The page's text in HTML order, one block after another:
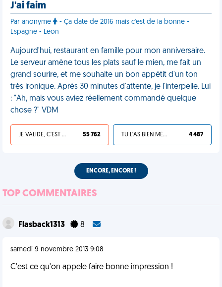
J'ai faim
Par anonyme
- Ça date de 2016 mais c'est de la bonne -
Espagne - Leon
Aujourd'hui, restaurant en famille pour mon anniversaire.
Le serveur amène tous les plats sauf le mien, me fait un
grand sourire, et me souhaite un bon appétit d'un ton
très ironique. Après 30 minutes d'attente, je l'interpelle. Lui
: "Ah, mais vous aviez réellement commandé quelque
chose ?" VDM
JE VALIDE, C'EST UNE VDM 55 762 TU L'AS BIEN MÉRITÉ 4 487
ENCORE, ENCORE !
TOP COMMENTAIRES
Flasback1313 8
samedi 9 novembre 2013 9:08
C'est ce qu'on appele faire bonne impression !